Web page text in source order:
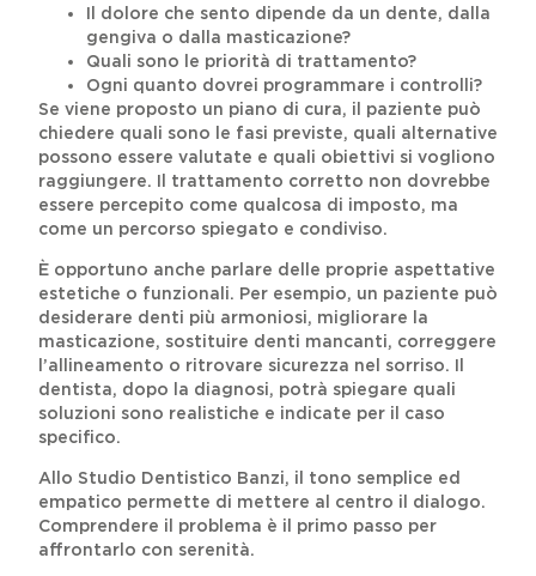
Il dolore che sento dipende da un dente, dalla
gengiva o dalla masticazione?
Quali sono le priorità di trattamento?
Ogni quanto dovrei programmare i controlli?
Se viene proposto un piano di cura, il paziente può
chiedere quali sono le fasi previste, quali alternative
possono essere valutate e quali obiettivi si vogliono
raggiungere. Il trattamento corretto non dovrebbe
essere percepito come qualcosa di imposto, ma
come un percorso spiegato e condiviso.
È opportuno anche parlare delle proprie aspettative
estetiche o funzionali. Per esempio, un paziente può
desiderare denti più armoniosi, migliorare la
masticazione, sostituire denti mancanti, correggere
l’allineamento o ritrovare sicurezza nel sorriso. Il
dentista, dopo la diagnosi, potrà spiegare quali
soluzioni sono realistiche e indicate per il caso
specifico.
Allo Studio Dentistico Banzi, il tono semplice ed
empatico permette di mettere al centro il dialogo.
Comprendere il problema è il primo passo per
affrontarlo con serenità.